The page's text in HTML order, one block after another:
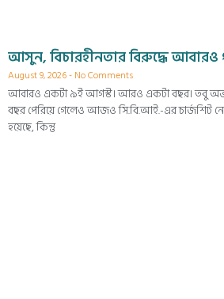
আসুন, বিচারহীনতার বিরুদ্ধে আবারও
August 9, 2026 No Comments
আবারও একটা ৯ই আগস্ট। আরও একটা বছর। তবু
বছর পেরিয়ে গেলেও আজও সি.বি.আই.-এর চার্জশিট
হয়েছে, কিন্তু